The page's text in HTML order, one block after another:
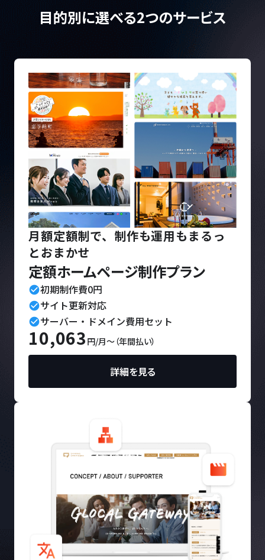
目的別に選べる2つのサービス
月額定額制で、制作も運用もまるっ
とおまかせ
定額ホームページ制作プラン
check_circle初期制作費0円
check_circleサイト更新対応
check_circleサーバー・ドメイン費用セット
10,063 円/月〜（年間払い）
詳細を見る